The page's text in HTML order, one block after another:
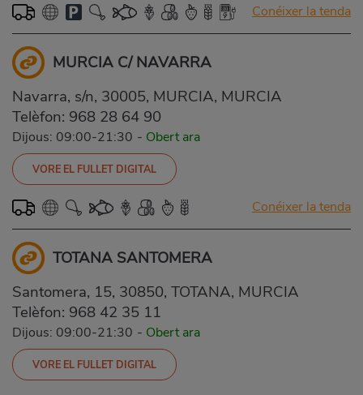
Conéixer la tenda
MURCIA C/ NAVARRA
Navarra, s/n, 30005, MURCIA, MURCIA
Telèfon: 968 28 64 90
Dijous: 09:00-21:30 - Obert ara
VORE EL FULLET DIGITAL
Conéixer la tenda
TOTANA SANTOMERA
Santomera, 15, 30850, TOTANA, MURCIA
Telèfon: 968 42 35 11
Dijous: 09:00-21:30 - Obert ara
VORE EL FULLET DIGITAL